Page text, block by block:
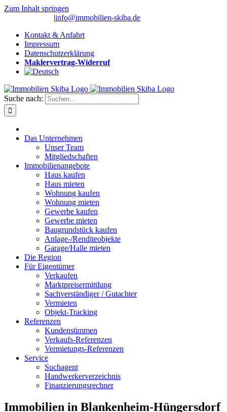
Zum Inhalt springen
|info@immobilien-skiba.de
Kontakt & Anfahrt
Impressum
Datenschutzerklärung
Maklervertrag-Widerruf
Suche nach:
Das Unternehmen
Unser Team
Mitgliedschaften
Immobilienangebote
Haus kaufen
Haus mieten
Wohnung kaufen
Wohnung mieten
Gewerbe kaufen
Gewerbe mieten
Baugrundstück kaufen
Anlage-/Renditeobjekte
Garage/Halle mieten
Die Region
Für Eigentümer
Verkaufen
Marktpreisermittlung
Sachverständiger / Gutachter
Vermieten
Objekt-Tracking
Referenzen
Kundenstimmen
Verkaufs-Referenzen
Vermietungs-Referenzen
Service
Suchagent
Handwerkerverzeichnis
Finanzierungsrechner
Immobilien in Blankenheim-Hüngersdorf